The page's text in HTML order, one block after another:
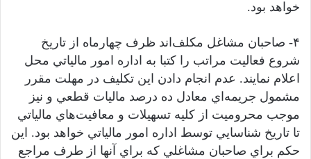
خواهد بود.
۴- صاحبان مشاغل مکلف‌اند ظرف چهارماه از تاريخ
شروع فعاليت مراتب را کتبا به اداره امور مالياتي محل
اعلام نمايند. عدم انجام دادن اين تکليف در مهلت مقرر
مشمول جريمه‌اي معادل ده درصد ماليات قطعي و نيز
موجب محروميت از کليه تسهيلات و معافيت‌هاي مالياتي
تا تاريخ شناسايي توسط اداره امور مالياتي خواهد بود. اين
حکم براي صاحبان مشاغلي که براي آنها از طرف مراجع